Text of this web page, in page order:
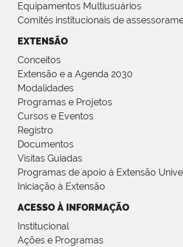
Equipamentos Multiusuários
Comitês institucionais de
EXTENSÃO
Conceitos
Extensão e a Agenda 2030
Modalidades
Programas e Projetos
Cursos e Eventos
Registro
Documentos
Visitas Guiadas
Programas de apoio à Extensão
Iniciação à Extensão
ACESSO À INFORMAÇÃO
Institucional
Ações e Programas